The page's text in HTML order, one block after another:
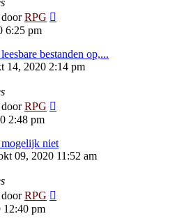
doorRPG
6:25 pm
bestanden op,...
14, 2020 2:14 pm
doorRPG
2:48 pm
mogelijk niet
09, 2020 11:52 am
doorRPG
12:40 pm